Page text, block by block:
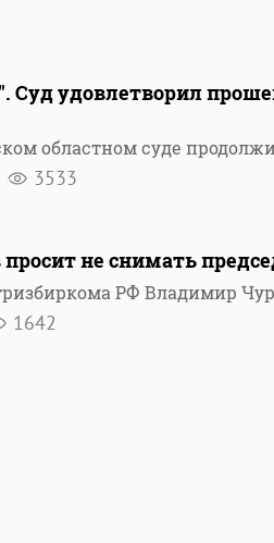
Суд удовлетворил
областном суде
3533
не снимать
РФ Владимир
1642